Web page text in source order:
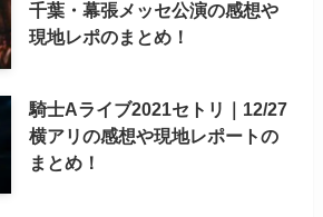
千葉・幕張メッセ公演の感想や
現地レポのまとめ！
騎士Aライブ2021セトリ｜12/27
横アリの感想や現地レポートの
まとめ！